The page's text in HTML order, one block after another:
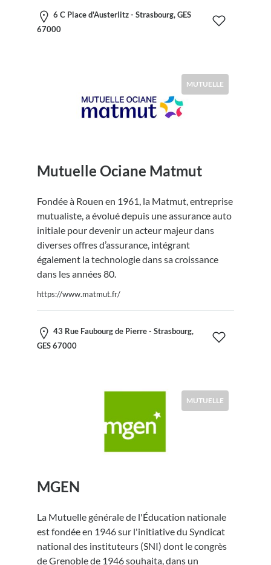
6 C Place d'Austerlitz - Strasbourg, GES
67000
MUTUELLE
Mutuelle Ociane Matmut
Fondée à Rouen en 1961, la Matmut, entreprise
mutualiste, a évolué depuis une assurance auto
initiale pour devenir un acteur majeur dans
diverses offres d’assurance, intégrant
également la technologie dans sa croissance
dans les années 80.
https://www.matmut.fr/
43 Rue Faubourg de Pierre - Strasbourg,
GES 67000
MUTUELLE
MGEN
La Mutuelle générale de l'Éducation nationale
est fondée en 1946 sur l'initiative du Syndicat
national des instituteurs (SNI) dont le congrès
de Grenoble de 1946 souhaita, dans un